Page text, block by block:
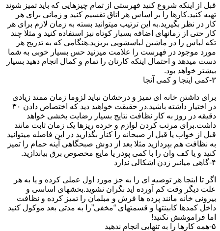
قبل از اینکه شروع کنید فهرستی از تمام چیزهایی که باید تمیز شوند
تهیه کنید.کارها را بر اساس هر اتاق تقسیم کنید و زمانی برای هر
کار در نظر بگیرید.به این ترتیب میتوانید بسته به زمان لازم برای هر
کار حتی از زمانهای اضافه بسیار کوتاه نیز استفاده کنید و مثلا چند
تکه لباس را در ماشین لباسشویی بریزید.هنگامی که به تدریج هر
مورد موجود در فهرست را علامت میزنید حس بسیار خوبی به شما
دست میدهد و احتمال اینکه کارتان را تمام و کمال انجام دهید بسیار
بیشتر خواهد بود.
۳-کمی اینجا و کمی آنجا
برای داشتن خانه ای تمیز و درخشان نباید لزوما زمان ممتد زیادی
در اختیار داشته باشید.در حقیقت خواهید دید که اختصاص دادن ۳۰
دقیقه در روز به کار نظافت نتایج بسیار رضایت بخشی خواهد
داشت.برای مرتب کردن لوازم و خرده ریزها یک زمان ثابت مانند
قبل از خواب یا قبل از صبحانه را کنار بگذارید در این فاصله میتوانید
به نظافت هم بپردازید مثلا بعد از دوش صبحگاهی آینه حمام را تمیز
کنید و یا کف وان را با کمی پودر یا مایع مخصوص برق بیاندازید.
۴-گاهی میانبر زدن اشکالی ندارد
اگر تا اینجا هر توصیه ای را به جز مورد اول عملی کرده و یا به هر
علت دیگر وقت کم آورده اید نگران نشوید.بخشهای اساسی و
بیرونی خانه مانند پرده ها فرش و مبلمان را تمیز کرده و نظافت
داخل کمدها کابینتها و قسمتهای “مخفی”را به مدتی بعد موکول کنید
اما فراموشش نکنید!
۵-همه کارها را به تنهایی انجام ندهید